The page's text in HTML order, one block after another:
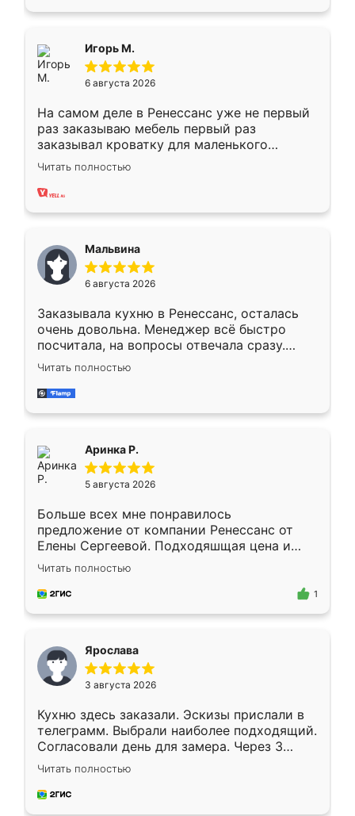
Игорь М.
6 августа 2026
На самом деле в Ренессанс уже не первый
раз заказываю мебель первый раз
заказывал кроватку для маленького
ребёнка при его рождении ,во второй раз
заказал шкаф-купе. По качеству очень
хорошее сборка достаточно быстрая,
меньше, здесь же он более разнообразный.
Мне нравится ,если что-то потребуется из
мебели буду заказывать только здесь.
Читать полностью
Мальвина
6 августа 2026
Заказывала кухню в Ренессанс, осталась
очень довольна. Менеджер всё быстро
посчитала, на вопросы отвечала сразу.
Замерщик приехал в субботу, подошёл к
делу со всей ответственностью. Собрали
за день, ребята работали аккуратно, даже
Читать полностью
Аринка Р.
5 августа 2026
Больше всех мне понравилось
предложение от компании Ренессанс от
Елены Сергеевой. Подходяшщая цена и
короткие сроки изготовления. Приехавший
для замера сотрудник Владислав
предложил по моему эскизу самый
Читать полностью
1
Ярослава
3 августа 2026
Кухню здесь заказали. Эскизы прислали в
телеграмм. Выбрали наиболее подходящий.
Согласовали день для замера. Через 3
недели кухня была уже готова. Остались
довольны работой. Спасибо Ренессанс
мебель за качественную работу!
Читать полностью